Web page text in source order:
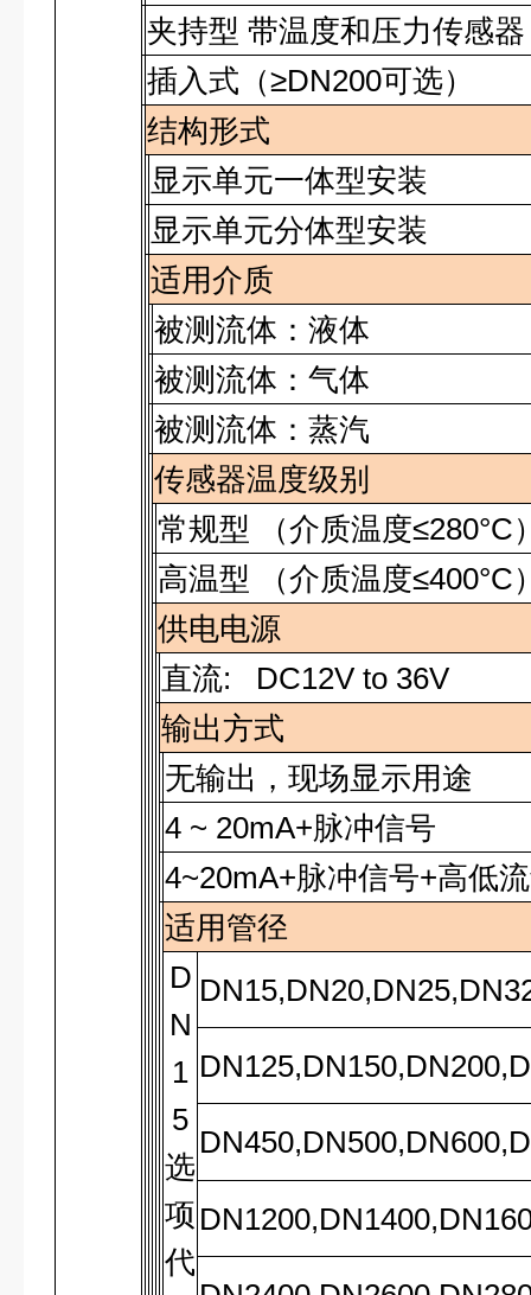
夹持型 带温度和压力传感器
插入式（≥DN200可选）
结构形式
显示单元一体型安装
显示单元分体型安装
适用介质
被测流体：液体
被测流体：气体
被测流体：蒸汽
传感器温度级别
常规型 （介质温度≤280°C
高温型 （介质温度≤400°C
供电电源
直流: DC12V to 36V
输出方式
无输出，现场显示用途
4 ~ 20mA+脉冲信号
4~20mA+脉冲信号+高低
适用管径
D
N
1
5
选
项
代